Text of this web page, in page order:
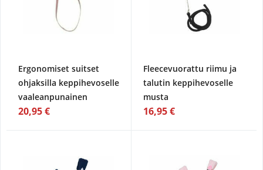
Ergonomiset suitset
ohjaksilla keppihevoselle
vaaleanpunainen
20,95 €
Fleecevuorattu riimu ja
talutin keppihevoselle
musta
16,95 €